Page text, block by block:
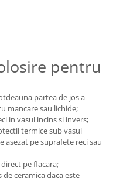
pentru
partea de jos a
mancare sau lichide;
in vasul incins si invers;
termice sub vasul
asezat pe suprafete reci sau
direct pe flacara;
ceramica daca este